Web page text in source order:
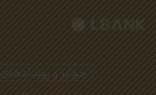
جوایز و رویدادهای LBank